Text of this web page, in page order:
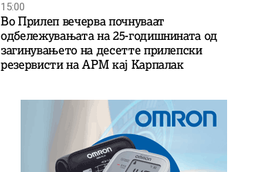
15:00
Во Прилеп вечерва почнуваат
одбележувањата на 25-годишнината од
загинувањето на десетте прилепски
резервисти на АРМ кај Карпалак